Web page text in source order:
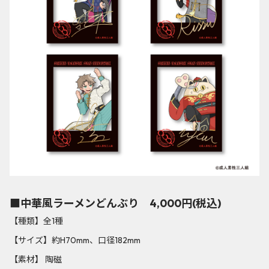
■中華風ラーメンどんぶり 4,000円(税込)
【種類】全1種
【サイズ】約H70mm、口径182mm
【素材】 陶磁